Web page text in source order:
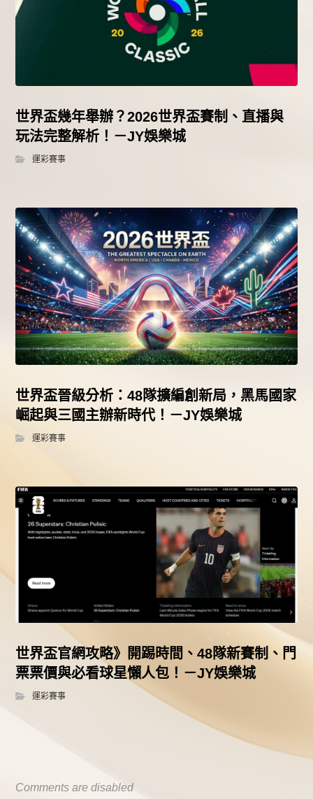
世界盃幾年舉辦？2026世界盃賽制、直播與
玩法完整解析！－JY娛樂城
運彩賽事
世界盃晉級分析：48隊擴編創新局，黑馬國家
崛起與三國主辦新時代！－JY娛樂城
運彩賽事
世界盃官網攻略》開踢時間、48隊新賽制、門
票票價與必看球星懶人包！－JY娛樂城
運彩賽事
Comments are disabled